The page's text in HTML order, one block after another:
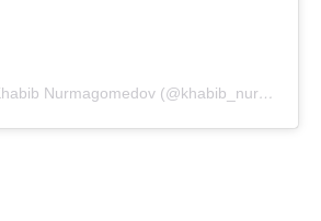
A post shared by Khabib Nurmagomedov (@khabib_nurmagomedov)